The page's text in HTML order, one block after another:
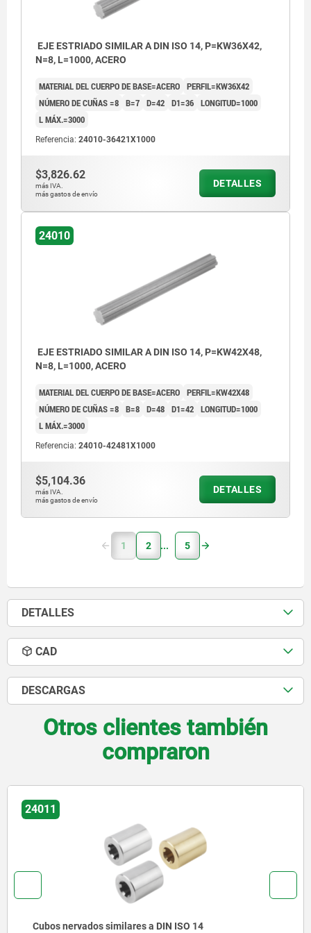
EJE ESTRIADO SIMILAR A DIN ISO 14, P=KW36X42,
N=8, L=1000, ACERO
MATERIAL DEL CUERPO DE BASE=ACERO PERFIL=KW36X42
NÚMERO DE CUÑAS =8 B=7 D=42 D1=36 LONGITUD=1000
L MÁX.=3000
Referencia: 24010-36421X1000
$3,826.62
más IVA.
más gastos de envío
DETALLES
24010
EJE ESTRIADO SIMILAR A DIN ISO 14, P=KW42X48,
N=8, L=1000, ACERO
MATERIAL DEL CUERPO DE BASE=ACERO PERFIL=KW42X48
NÚMERO DE CUÑAS =8 B=8 D=48 D1=42 LONGITUD=1000
L MÁX.=3000
Referencia: 24010-42481X1000
$5,104.36
más IVA.
más gastos de envío
DETALLES
1 2 5
DETALLES
CAD
DESCARGAS
Otros clientes también
compraron
Anillos de sujeción para cubos acanalados DIN